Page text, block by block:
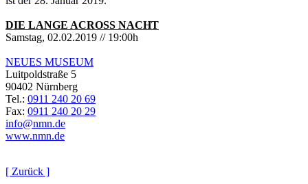
DIE LANGE ACROSS NACHT
Samstag, 02.02.2019 // 19:00h
NEUES MUSEUM
Luitpoldstraße 5
90402 Nürnberg
Tel.: 0911 240 20 69
Fax: 0911 240 20 29
info@nmn.de
www.nmn.de
[ Zurück ]